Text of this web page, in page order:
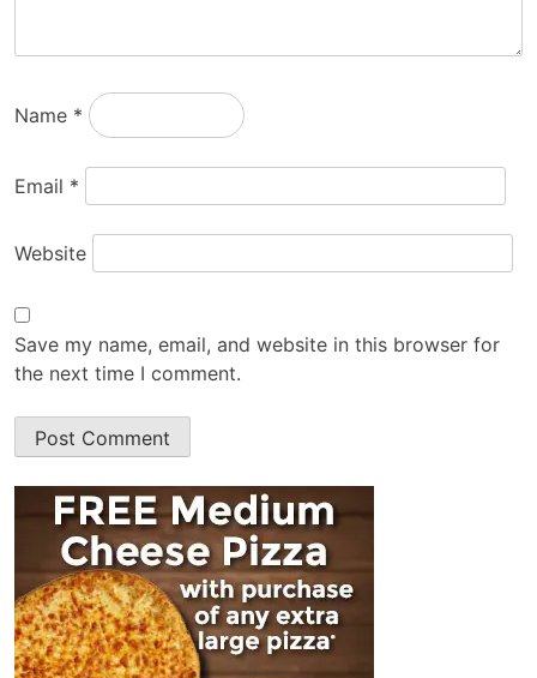
Name *
Email *
Website
Save my name, email, and website in this browser for
the next time I comment.